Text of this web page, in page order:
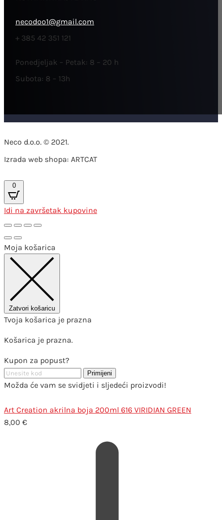
necodoo1@gmail.com
+ 385 42 351 121
Ponedjeljak – Petak: 8 – 20 h
Subota: 8 – 13h
Neco d.o.o. © 2021.
Izrada web shopa: ARTCAT
0
Idi na završetak kupovine
Moja košarica
Zatvori košaricu
Tvoja košarica je prazna
Košarica je prazna.
Kupon za popust?
Primijeni
Možda će vam se svidjeti i sljedeći proizvodi!
Art Creation akrilna boja 200ml 616 VIRIDIAN GREEN
8,00 €